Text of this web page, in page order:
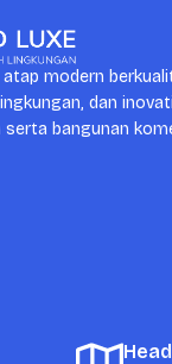
modern
dan
serta bangunan